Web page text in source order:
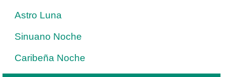
Astro Luna
Sinuano Noche
Caribeña Noche